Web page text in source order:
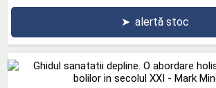
➤ alertă stoc